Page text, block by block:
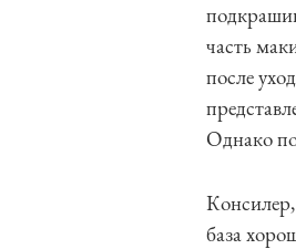
часть
после
Однако
Консилер,
база